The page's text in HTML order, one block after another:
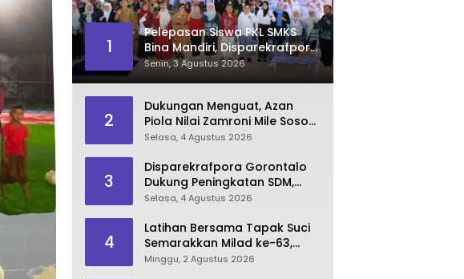
1
Pelepasan Siswa PKL SMKS
Bina Mandiri, Disparekrafpora
Dorong Lahirnya SDM
Pariwisata Unggul
Senin, 3 Agustus 2026
2
Dukungan Menguat, Azan
Piola Nilai Zamroni Mile Sosok
Tepat Teruskan
Selasa, 4 Agustus 2026
3
Disparekrafpora Gorontalo
Dukung Peningkatan SDM,
Berikan Rekomendasi Studi S3
Selasa, 4 Agustus 2026
4
Latihan Bersama Tapak Suci
Semarakkan Milad ke-63,
Sultan Kalupe Ajak Atlet
Minggu, 2 Agustus 2026